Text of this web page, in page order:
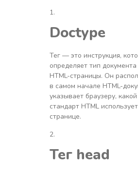
Doctype
Тег — это инструкция,
определяет тип документа
HTML-страницы. Он
в самом начале HTML-
указывает браузеру, какой
стандарт HTML
странице.
Тег head